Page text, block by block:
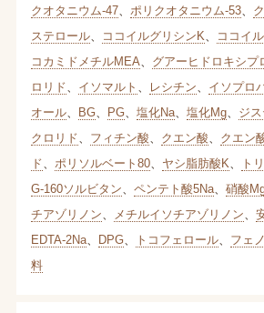
クオタニウム-47、 ポリクオタニウム-53、
ステロール、 ココイルグリシンK ココイ
コカミドメチルMEA
グアーヒドロキシプ
ロリド
イソマルト レシチン イソプロ
オール、 BG、 PG、 塩化Na、 塩化Mg、 ジ
クロリド
フィチン酸 クエン酸 クエン
ド
ポリソルベート80、 ヤシ脂肪酸K
ト
G-160ソルビタン
ペンテト酸5Na、 硝酸
チアゾリノン
メチルイソチアゾリノン
EDTA-2Na、 DPG、 トコフェロール、 フェ
料